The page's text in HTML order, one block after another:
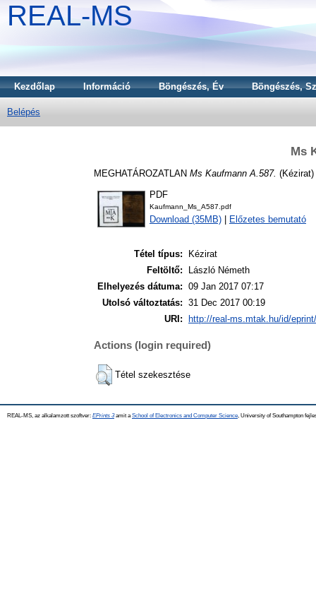
REAL-MS
Kezdőlap Információ Böngészés, Év Böngészés,
Belépés
Ms
MEGHATÁROZATLAN Ms Kaufmann A.587. (Kézirat)
PDF
Kaufmann_Ms_A587.pdf
Download (35MB) Előzetes bemutató
Tétel típus:
Kézirat
Feltöltő:
László Németh
Elhelyezés dátuma: 09 Jan 2017 07:17
Utolsó változtatás: 31 Dec 2017 00:19
URI:
http://real-ms.mtak.hu/id/
Actions (login required)
Tétel szekesztése
REAL-MS, az alkalamzott szoftver: EPrints 3amit a School of Electronics and Computer Science , University of Southampton